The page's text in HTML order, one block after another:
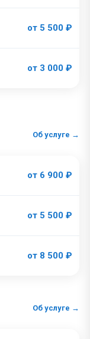
от 5 500 ₽
от 3 000 ₽
Об услуге →
от 6 900 ₽
от 5 500 ₽
от 8 500 ₽
Об услуге →